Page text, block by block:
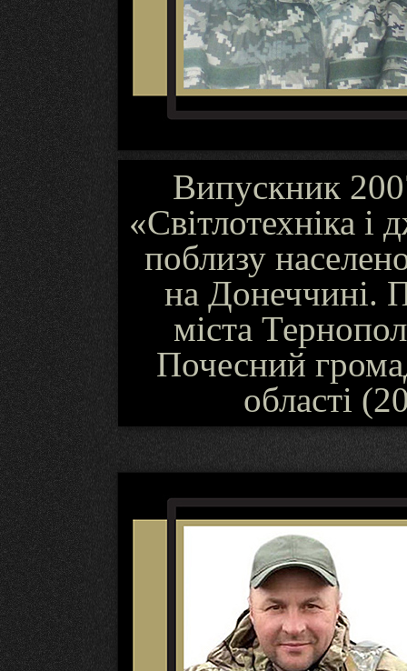
Випускник
«Світлотехніка і
поблизу
на Донеччині.
міста
Почесний
області